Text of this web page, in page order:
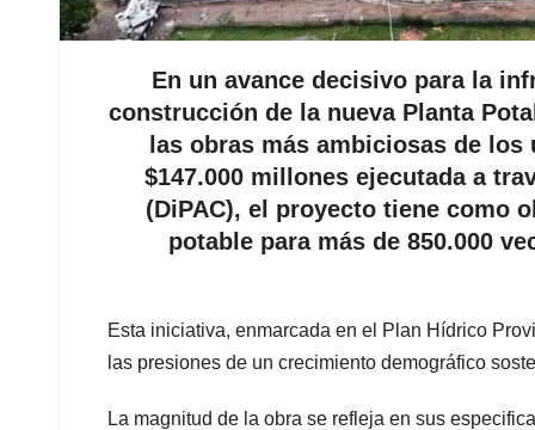
En un avance decisivo para la
construcción de la nueva Planta
las obras más ambiciosas de
$147.000 millones ejecutada a
(DiPAC), el proyecto tiene como
potable para más de 850.000
Esta iniciativa, enmarcada en el Plan Hídrico
las presiones de un crecimiento demográfico
La magnitud de la obra se refleja en sus